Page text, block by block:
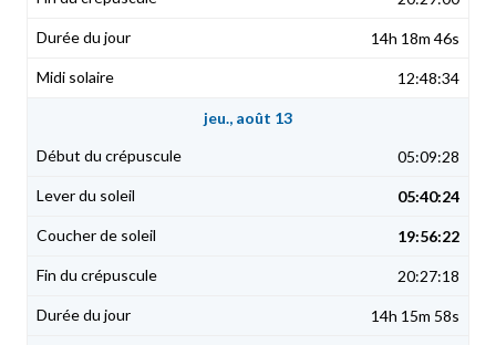
14h 18m 46s
12:48:34
jeu., août 13
05:09:28
05:40:24
19:56:22
20:27:18
14h 15m 58s